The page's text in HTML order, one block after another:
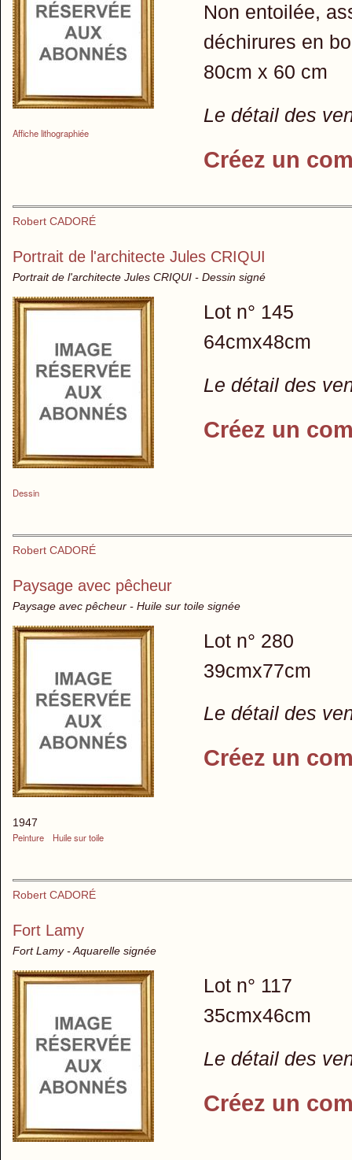
Affiche lithographiée
Non entoilée,
déchirures en
80cm x 60 cm
Le détail des
Créez un
Robert CADORÉ
Portrait de l'architecte Jules CRIQUI
Portrait de l'architecte Jules CRIQUI - Dessin signé
Dessin
Lot n° 145
64cmx48cm
Le détail des
Créez un
Robert CADORÉ
Paysage avec pêcheur
Paysage avec pêcheur - Huile sur toile signée
1947
Peinture
Huile sur toile
Lot n° 280
39cmx77cm
Le détail des
Créez un
Robert CADORÉ
Fort Lamy
Fort Lamy - Aquarelle signée
Lot n° 117
35cmx46cm
Le détail des
Créez un